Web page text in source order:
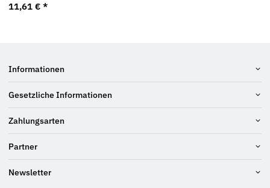
11,61 € *
Informationen
Gesetzliche Informationen
Zahlungsarten
Partner
Newsletter